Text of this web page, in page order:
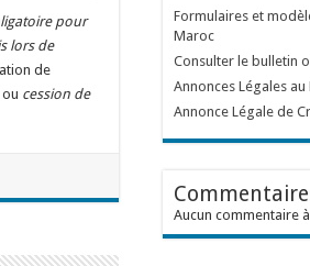
pour
lors de
de
cession de
Formulaires et
Maroc
Consulter le bulletin
Annonces Légales
Annonce Légale de
Aucun commentaire